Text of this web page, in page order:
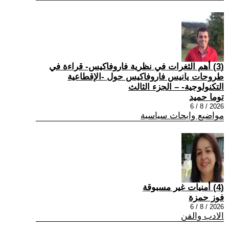
(3) أهم الثغرات في نظرية فاروفاكيس- قراءة في
طروحات يانيس فاروفاكيس حول -الإقطاعية
التكنولوجية- – الجزء الثالث
توما حميد
2026 / 8 / 6
مواضيع وابحاث سياسية
(4) أمنيات غير مسبوقة
فوز حمزة
2026 / 8 / 6
الادب والفن